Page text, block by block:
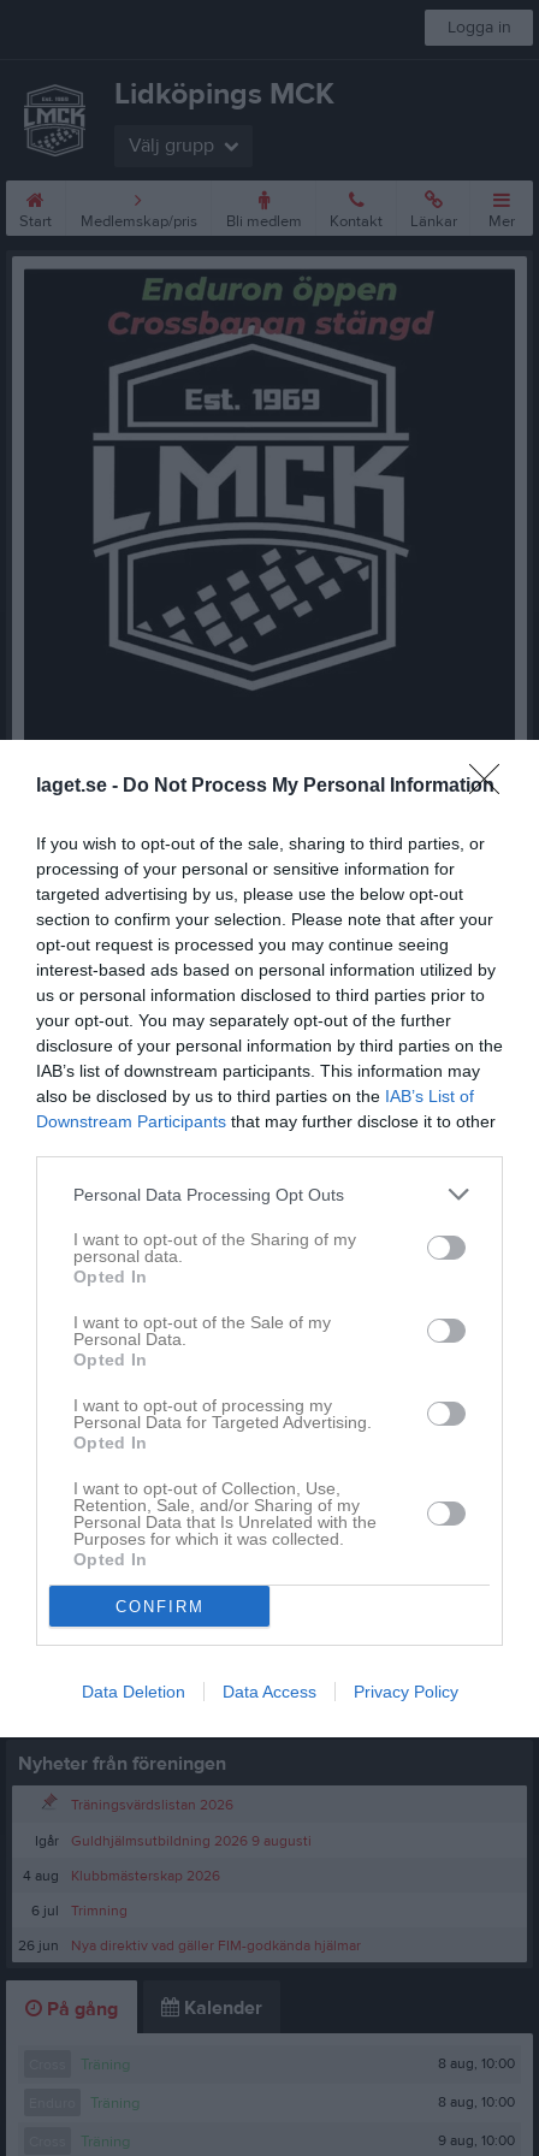
laget.se - Do Not Process My Personal Information
If you wish to opt-out of the sale, sharing to third parties, or
processing of your personal or sensitive information for
targeted advertising by us, please use the below opt-out
section to confirm your selection. Please note that after your
opt-out request is processed you may continue seeing
interest-based ads based on personal information utilized by
us or personal information disclosed to third parties prior to
your opt-out. You may separately opt-out of the further
disclosure of your personal information by third parties on the
IAB’s list of downstream participants. This information may
also be disclosed by us to third parties on the IAB’s List of
Downstream Participants that may further disclose it to other
Personal Data Processing Opt Outs
I want to opt-out of the Sharing of my
personal data.
Opted In
I want to opt-out of the Sale of my
Personal Data.
Opted In
I want to opt-out of processing my
Personal Data for Targeted Advertising.
Opted In
I want to opt-out of Collection, Use,
Retention, Sale, and/or Sharing of my
Personal Data that Is Unrelated with the
Purposes for which it was collected.
Opted In
CONFIRM
Data Deletion Data Access Privacy Policy
Logga in
Lidköpings MCK
Välj grupp
Start Medlemskap/pris Bli medlem Kontakt Länkar Mer
16-17 maj, Enduron öppen, Crossen
stängd!
15 maj 0
Dela Tweeta
Status inför helgen.
Endurospåret kommer vara öppet men tyvärr tvingas vi stänga
stora crossbanan både lördag och söndag då den är vattensjuk
efter regnet som kommit. Enduron har klarat sig bättre, kommer
bli lite lerigt men det är ju enduro
Är det trångt på parkeringen på grund av övernattande
Traktorpulling gäster, går det bra att parkera på startrakan.
Välkomna 10-14:00 lördag och söndag.
Mvh LMCK
Dela Tweeta
Läs också
Kommentera
Du måste logga in för att kommentera
Nyheter från föreningen
Träningsvärdslistan 2026
Igår
Guldhjälmsutbildning 2026 9 augusti
4 aug
Klubbmästerskap 2026
6 jul
Trimning
26 jun
Nya direktiv vad gäller FIM-godkända hjälmar
På gång Kalender
Träning 8 aug, 10:00
Träning 8 aug, 10:00
Träning 9 aug, 10:00